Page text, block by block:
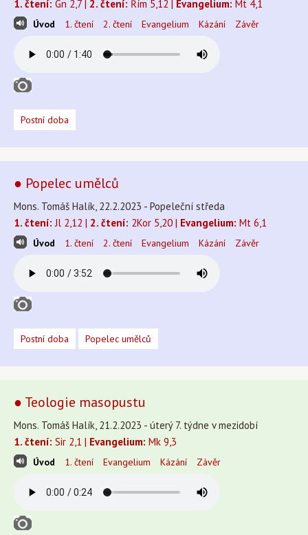
1. čtení: Gn 2,7 | 2. čtení: Řím 5,12 | Evangelium: Mt 4,1
Úvod 1. čtení 2. čtení Evangelium Kázání Závěr
Postní doba
● Popelec umělců
Mons. Tomáš Halík, 22.2.2023 - Popeleční středa
1. čtení: Jl 2,12 | 2. čtení: 2Kor 5,20 | Evangelium: Mt 6,1
Úvod 1. čtení 2. čtení Evangelium Kázání Závěr
Postní doba Popelec umělců
● Teologie masopustu
Mons. Tomáš Halík, 21.2.2023 - úterý 7. týdne v mezidobí
1. čtení: Sir 2,1 | Evangelium: Mk 9,3
Úvod 1. čtení Evangelium Kázání Závěr